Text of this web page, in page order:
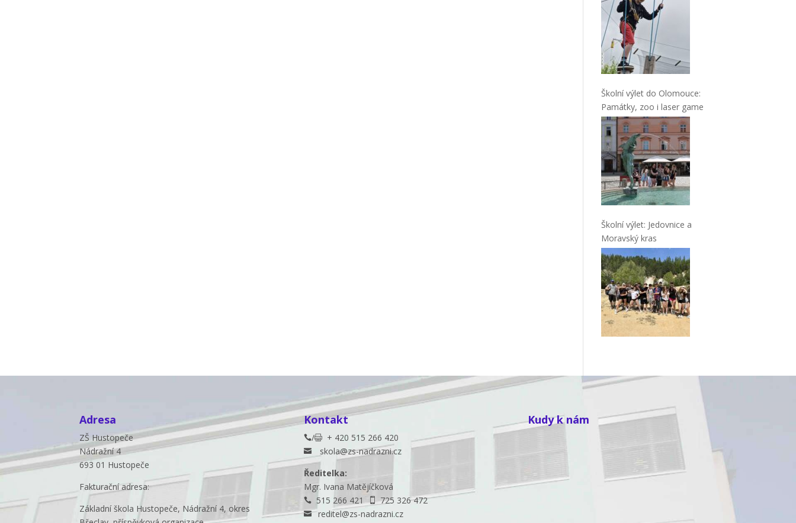
Školní výlet do Olomouce:
Památky, zoo i laser game
Školní výlet: Jedovnice a
Moravský kras
Adresa
ZŠ Hustopeče
Nádražní 4
693 01 Hustopeče
Fakturační adresa:
Základní škola Hustopeče, Nádražní 4, okres
Kontakt
/+ 420 515 266 420

skola@zs-nadrazni.cz
Ředitelka:
Mgr. Ivana Matějíčková
515 266 421  725 326 472
reditel@zs-nadrazni.cz
Kudy k nám